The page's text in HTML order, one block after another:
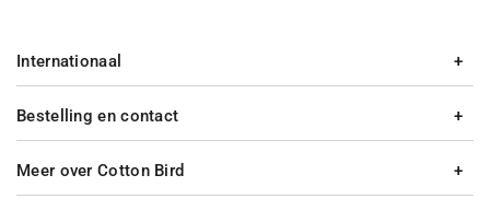
Bestelling en contact
Meer over Cotton Bird
Internationaal